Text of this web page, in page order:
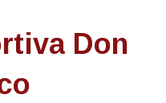
Don